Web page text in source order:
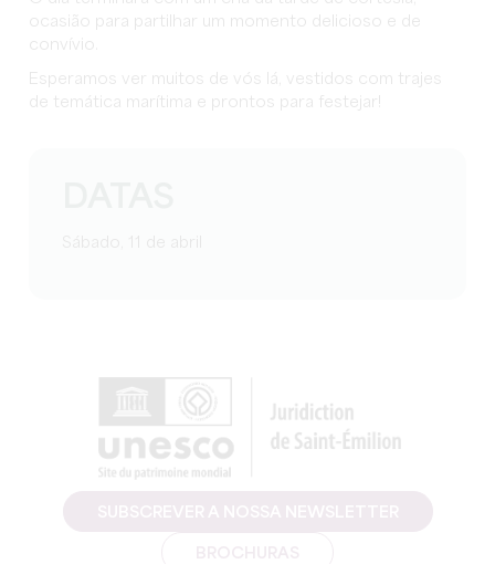
ocasião para partilhar um momento delicioso e de
convívio.
Esperamos ver muitos de vós lá, vestidos com trajes
de temática marítima e prontos para festejar!